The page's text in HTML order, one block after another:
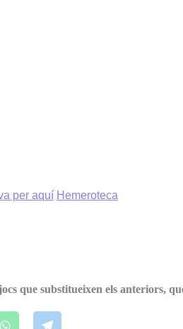
per aquí Hemeroteca
que substitueixen els anteriors,